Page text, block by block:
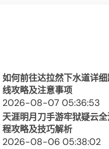
如何前往达拉然下水道详细
线攻略及注意事项
2026-08-07 05:36:53
天涯明月刀手游牢狱疑云
程攻略及技巧解析
2026-08-06 05:38:02